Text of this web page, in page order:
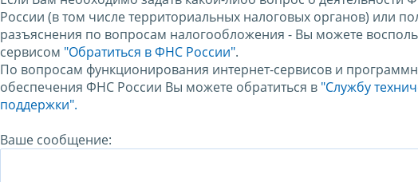
России (в том числе территориальных налоговых органов) или
разъяснения по вопросам налогообложения - Вы можете
сервисом "Обратиться в ФНС России".
По вопросам функционирования интернет-сервисов и
обеспечения ФНС России Вы можете обратиться в "Службу
поддержки".
Ваше сообщение: